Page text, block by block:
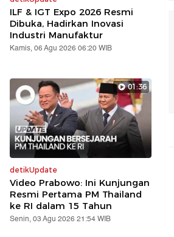
ILF & IGT Expo 2026 Resmi
Dibuka, Hadirkan Inovasi
Industri Manufaktur
Kamis, 06 Agu 2026 06:20 WIB
01:36
detikUpdate
Video Prabowo: Ini Kunjungan
Resmi Pertama PM Thailand
ke RI dalam 15 Tahun
Senin, 03 Agu 2026 21:54 WIB